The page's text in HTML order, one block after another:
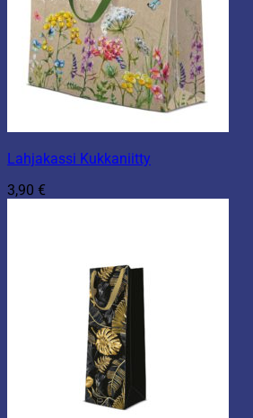
Lahjakassi Kukkaniitty
3,90 €